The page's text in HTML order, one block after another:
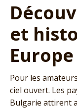
et
Europe
Pour les
ciel ouvert. Les
Bulgarie attirent